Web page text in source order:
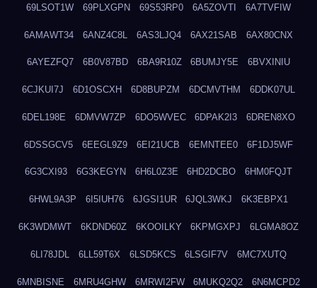
69LSOT1W 69PLXGPN 69S53RP0 6A5ZOVTI 6A7TVFIW
6AMAWT34 6ANZ4C8L 6AS3LJQ4 6AX21SAB 6AX80CNX
6AYEZFQ7 6B0V87BD 6BA9R10Z 6BUMJY5E 6BVXINIU
6CJKUI7J 6D1OSCXH 6D8BUPZM 6DCMVTHM 6DDK07UL
6DEL198E 6DMVW7ZP 6DO5WVEC 6DPAK2I3 6DREN8XO
6DSSGCV5 6EEGL9Z9 6EI21UCB 6EMNTEE0 6F1DJ5WF
6G3CXI93 6G3KEGYN 6H6L0Z3E 6HD2DCBO 6HM0FQJT
6HWL9A3P 6I5IUH76 6JGSI1UR 6JQL3WKJ 6K3EBPX1
6K3WDMWT 6KDND60Z 6KOOILKY 6KPMGXPJ 6LGMA8OZ
6LI78JDL 6LL59T6X 6LSD5KCS 6LSGIF7V 6MC7XUTQ
6MNBISNE 6MRU4GHW 6MRWI2FW 6MUKQ2Q2 6N6MCPD2